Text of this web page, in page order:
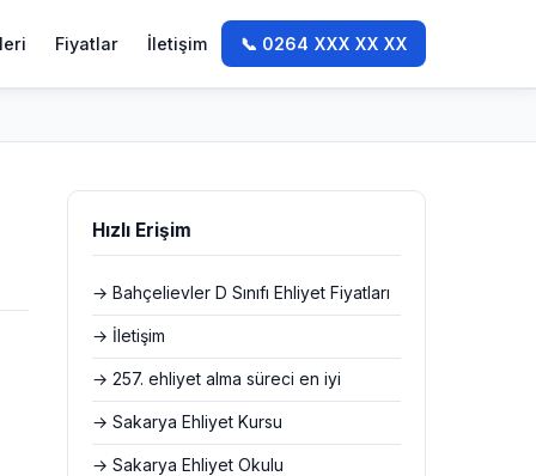
Fiyatlar İletişim 📞 0264 XXX XX XX
Hızlı Erişim
→ Bahçelievler D Sınıfı Ehliyet Fiyatları
→ İletişim
→ 257. ehliyet alma süreci en iyi
→ Sakarya Ehliyet Kursu
→ Sakarya Ehliyet Okulu